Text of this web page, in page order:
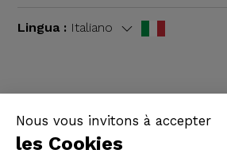
Nous vous invitons à accepter
les Cookies
Lingua : Italiano
TERMINI E CONDIZIONI GENERALI
legali